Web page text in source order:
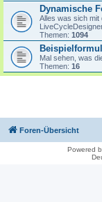
Dynamische
Alles was sich mit
Themen: 1094
Mal sehen, was
Themen: 16
Foren-Übersicht
Powered